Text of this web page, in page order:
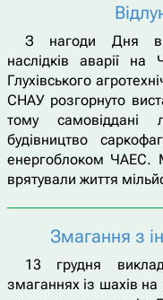
З нагоди Дня
наслідків аварії на
Глухівського
СНАУ розгорнуто
тому самовіддані
будівництво
енергоблоком ЧАЕС.
врятували життя
Змагання з
13 грудня
змаганнях із шахів